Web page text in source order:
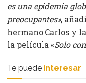
es una epidemia
preocupantes»,
hermano Carlos y
la película «Solo
Te puede interesar